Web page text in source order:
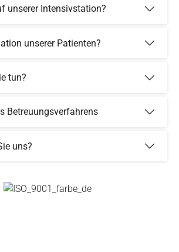
unserer Intensivstation?
unserer Patienten?
tun?
Betreuungsverfahrens
uns?